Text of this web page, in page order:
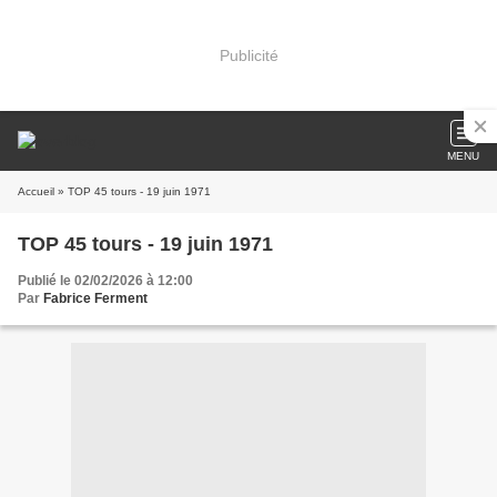
Publicité
MENU
Accueil » TOP 45 tours - 19 juin 1971
TOP 45 tours - 19 juin 1971
Publié le 02/02/2026 à 12:00
Par Fabrice Ferment